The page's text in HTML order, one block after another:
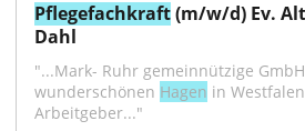
Pflegefachkraft (m/w/d) Ev.
Dahl
"...Mark- Ruhr gemeinnützige
wunderschönen Hagen in
Arbeitgeber..."